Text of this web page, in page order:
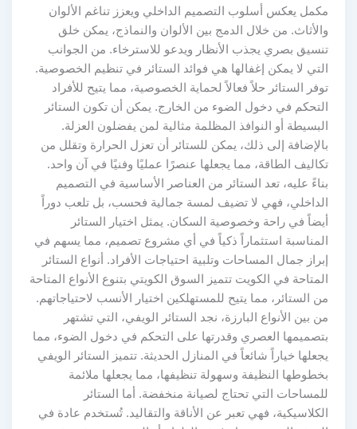
مكمل يعكس أسلوب التصميم الداخلي ويعزز تناغم الألوان
والأثاث. من خلال الدمج بين الألوان والنماذج، يمكن خلق
تنسيق بصري يجذب الأنظار ويدعو للاسترخاء. من الجوانب
التي لا يمكن إغفالها هي فوائد الستائر في تنظيم الخصوصية.
توفر الستائر حلاً فعالاً لحماية الخصوصية، مما يتيح للأفراد
التحكم في دخول الضوء من الخارج. يمكن أن تكون الستائر
البسيطة أو النوافذ المظلمة مثالية لمن يفضلون العزلة.
بالإضافة إلى ذلك، يمكن للستائر أن تعزل الحرارة وتقلل من
تكاليف الطاقة، مما يجعلها عنصرًا عمليًا وفنيًا في آن واحد.
بناءً عليه، تعد الستائر من العناصر الأساسية في التصميم
الداخلي، فهي لا تضيف لمسة جمالية فحسب، بل تلعب دوراً
أيضاً في راحة وخصوصية السكان. يمثل اختيار الستائر
المناسبة استثماراً ذكياً في أي مشروع تصميم، مما يسهم في
إبراز جمال المساحات وتلبية احتياجات الأفراد. أنواع الستائر
المتاحة في الكويت تتميز السوق الكويتي بتنوع الأنواع المتاحة
من الستائر، مما يتيح للمستهلكين اختيار الأنسب لاحتياجاتهم.
من بين الأنواع البارزة، نجد الستائر الويفي، التي تشتهر
بتصميمها العصري وقدرتها على التحكم في دخول الضوء، مما
يجعلها خياراً شائعاً في المنازل الحديثة. تتميز الستائر الويفي
بخطوطها النظيفة وسهولة تنظيفها، مما يجعلها ملائمة
للمساحات التي تحتاج لصيانة منخفضة. أما الستائر
الكلاسيكية، فهي تعبر عن الأناقة والتقاليد. تُستخدم عادة في